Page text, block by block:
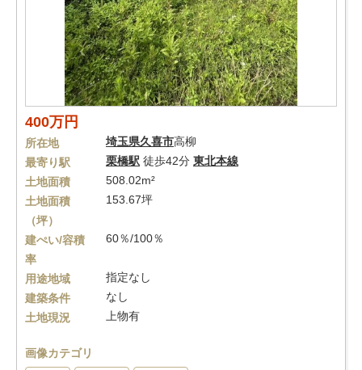
400万円
所在地 埼玉県久喜市高柳
最寄り駅
栗橋駅 徒歩42分 東北本線
土地面積
508.02m²
土地面積
（坪）
153.67坪
建ぺい/容積
率
60％/100％
用途地域
指定なし
建築条件
なし
土地現況
上物有
画像カテゴリ